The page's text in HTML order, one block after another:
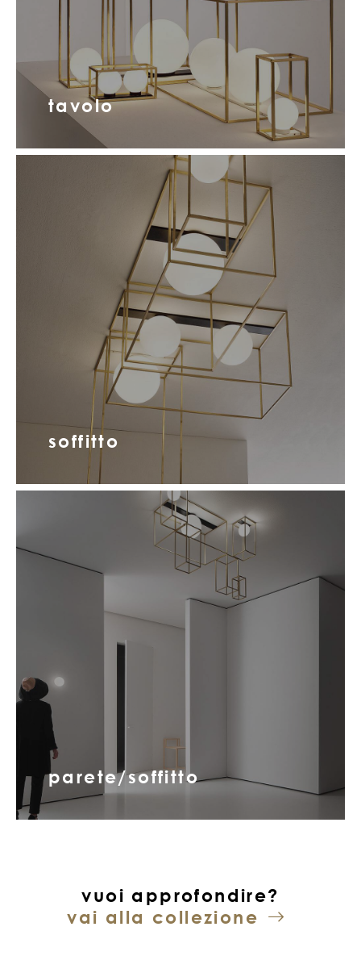
tavolo
soffitto
parete/soffitto
vuoi approfondire?
vai alla collezione